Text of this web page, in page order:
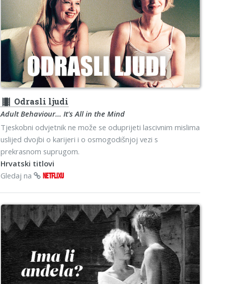
theaters Odrasli ljudi
Adult Behaviour... It's All in the Mind
Tjeskobni odvjetnik ne može se oduprijeti lascivnim mislima
uslijed dvojbi o karijeri i o osmogodišnjoj vezi s
prekrasnom suprugom.
Hrvatski titlovi
Gledaj na
NETFLIXU